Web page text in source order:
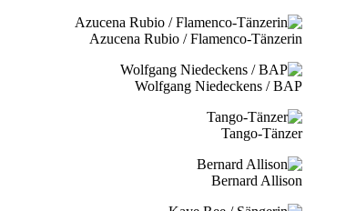
Azucena Rubio / Flamenco-Tänzerin
Wolfgang Niedeckens / BAP
Tango-Tänzer
Bernard Allison